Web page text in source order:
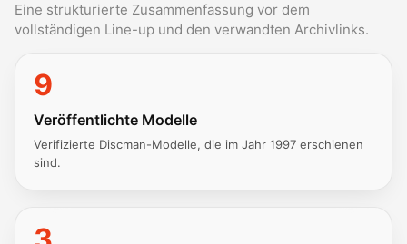
Eine strukturierte Zusammenfassung vor dem
vollständigen Line-up und den verwandten Archivlinks.
9
Veröffentlichte Modelle
Verifizierte Discman-Modelle, die im Jahr 1997 erschienen
sind.